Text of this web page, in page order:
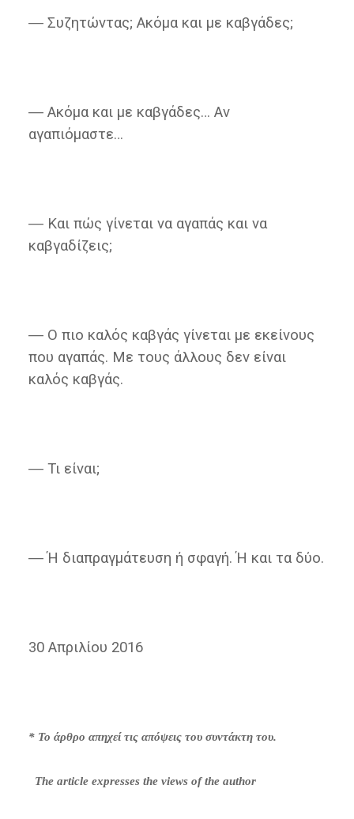
― Συζητώντας; Ακόμα και με καβγάδες;
― Ακόμα και με καβγάδες… Αν
αγαπιόμαστε…
― Και πώς γίνεται να αγαπάς και να
καβγαδίζεις;
― Ο πιο καλός καβγάς γίνεται με εκείνους
που αγαπάς. Με τους άλλους δεν είναι
καλός καβγάς.
― Τι είναι;
― Ή διαπραγμάτευση ή σφαγή. Ή και τα δύο.
30 Απριλίου 2016
* Το άρθρο απηχεί τις απόψεις του συντάκτη του.
The article expresses the views of the author